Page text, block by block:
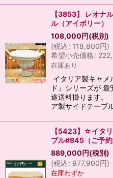
【3853】 レオナ
ル（アイボリー
108,000円(税別)
(税込: 118,800円)
希望小売価格:
在庫あり
イタリア製キャメ
ド』シリーズが
途送料掛ります。
ア製サイドテーブ
【5423】☆イタ
ブル#845（ご予約
889,000円(税別)
(税込: 977,900円)
在庫わずか